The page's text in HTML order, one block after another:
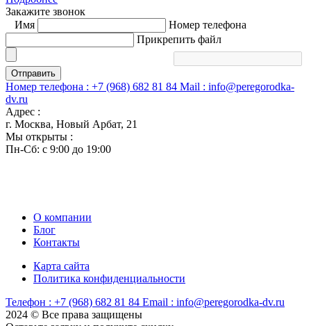
Закажите звонок
Имя
Номер телефона
Прикрепить файл
Отправить
Номер телефона : +7 (968) 682 81 84 Mail : info@peregorodka-
dv.ru
Адрес :
г. Москва, Новый Арбат, 21
Мы открыты :
Пн-Сб: с 9:00 до 19:00
О компании
Блог
Контакты
Карта сайта
Политика конфиденциальности
Телефон : +7 (968) 682 81 84 Email : info@peregorodka-dv.ru
2024 © Все права защищены